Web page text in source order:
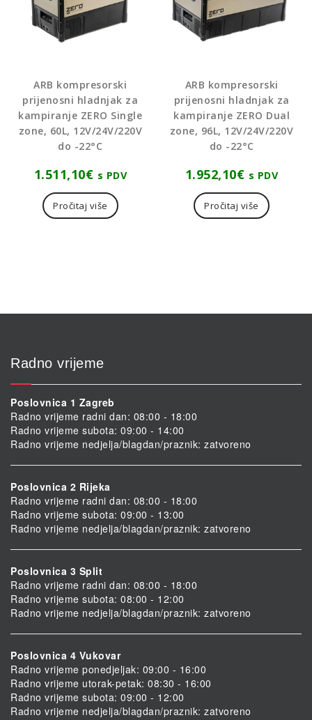
ARB kompresorski
prijenosni hladnjak za
kampiranje ZERO Single
zone, 60L, 12V/24V/220V
do -22°C
1.511,10€ s PDV
Pročitaj više
ARB kompresorski
prijenosni hladnjak za
kampiranje ZERO Dual
zone, 96L, 12V/24V/220V
do -22°C
1.952,10€ s PDV
Pročitaj više
Radno vrijeme
Poslovnica 1 Zagreb
Radno vrijeme radni dan: 08:00 - 18:00
Radno vrijeme subota: 09:00 - 14:00
Radno vrijeme nedjelja/blagdan/praznik: zatvoreno
Poslovnica 2 Rijeka
Radno vrijeme radni dan: 08:00 - 18:00
Radno vrijeme subota: 09:00 - 13:00
Radno vrijeme nedjelja/blagdan/praznik: zatvoreno
Poslovnica 3 Split
Radno vrijeme radni dan: 08:00 - 18:00
Radno vrijeme subota: 08:00 - 12:00
Radno vrijeme nedjelja/blagdan/praznik: zatvoreno
Poslovnica 4 Vukovar
Radno vrijeme ponedjeljak: 09:00 - 16:00
Radno vrijeme utorak-petak: 08:30 - 16:00
Radno vrijeme subota: 09:00 - 12:00
Radno vrijeme nedjelja/blagdan/praznik: zatvoreno